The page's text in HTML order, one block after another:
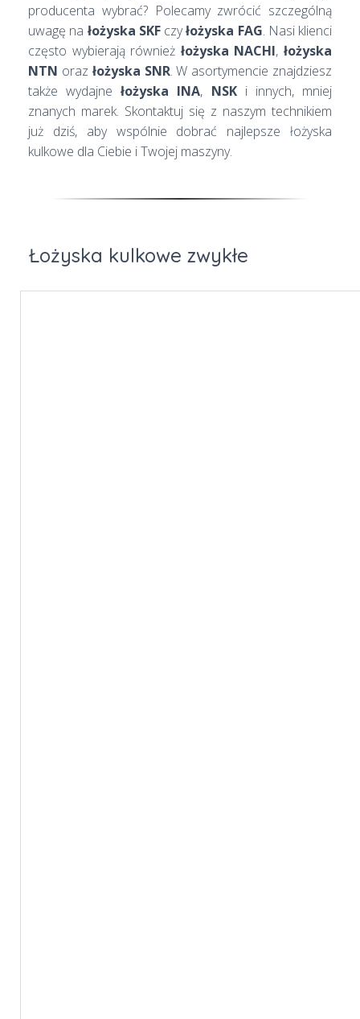
producenta wybrać? Polecamy zwrócić szczególną
uwagę na łożyska SKFczyłożyska FAG. Nasi klienci
często wybierają również łożyska NACHI,łożyska
NTN oraz łożyska SNR. W asortymencie znajdziesz
także wydajnełożyska INA, NSKi innych, mniej
znanych marek. Skontaktuj się z naszym technikiem
już dziś, aby wspólnie dobrać najlepsze łożyska
kulkowe dla Ciebie i Twojej maszyny.
Łożyska kulkowe zwykłe